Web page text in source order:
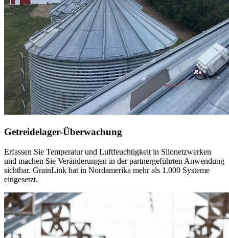
Getreidelager-Überwachung
Erfassen Sie Temperatur und Luftfeuchtigkeit in Silonetzwerken
und machen Sie Veränderungen in der partnergeführten Anwendung
sichtbar. GrainLink hat in Nordamerika mehr als 1.000 Systeme
eingesetzt.